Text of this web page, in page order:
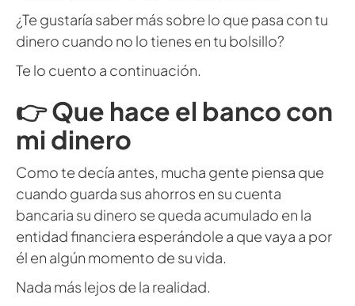
¿Te gustaría saber más sobre lo que pasa con tu
dinero cuando no lo tienes en tu bolsillo?
Te lo cuento a continuación.
👉 Que hace el banco con
mi dinero
Como te decía antes, mucha gente piensa que
cuando guarda sus ahorros en su cuenta
bancaria su dinero se queda acumulado en la
entidad financiera esperándole a que vaya a por
él en algún momento de su vida.
Nada más lejos de la realidad.